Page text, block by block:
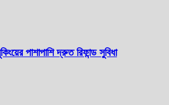
পাশাপাশি দ্রুত রিফান্ড সুবিধা